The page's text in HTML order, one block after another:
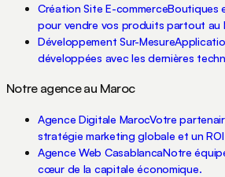
Création Site E-commerceBoutiques
pour vendre vos produits partout au
Développement Sur-Mesure
développées avec les dernières
Notre agence au Maroc
Agence Digitale MarocVotre
stratégie marketing globale et un
Agence Web CasablancaNotre
cœur de la capitale économique.